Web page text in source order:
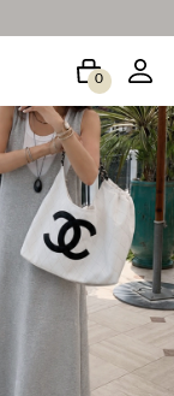
0
아울렛 하객&모임룩